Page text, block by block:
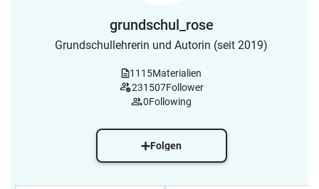
grundschul_rose
Grundschullehrerin und Autorin (seit 2019)
1115Materialien
231507Follower
0Following
Folgen